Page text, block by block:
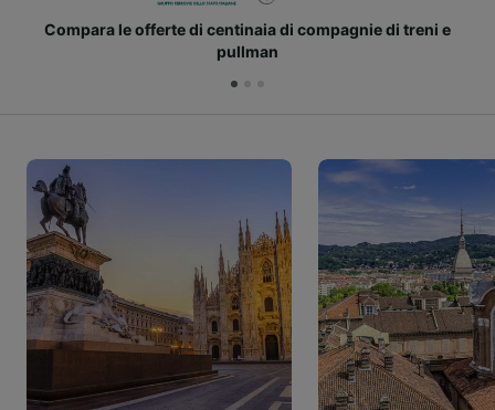
Compara le offerte di centinaia di compagnie di treni e
pullman